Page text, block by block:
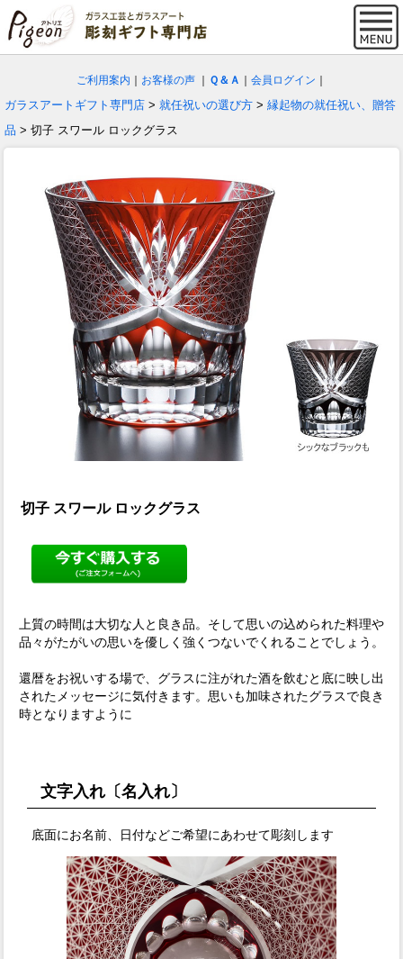
ご利用案内 お客様の声 Ｑ＆Ａ 会員ログイン
ガラスアートギフト専門店 > 就任祝いの選び方 > 縁起物の就任祝い、贈答
品 > 切子 スワール ロックグラス
切子 スワール ロックグラス
上質の時間は大切な人と良き品。そして思いの込められた料理や
品々がたがいの思いを優しく強くつないでくれることでしょう。
還暦をお祝いする場で、グラスに注がれた酒を飲むと底に映し出
されたメッセージに気付きます。思いも加味されたグラスで良き
時となりますように
文字入れ〔名入れ〕
底面にお名前、日付などご希望にあわせて彫刻します